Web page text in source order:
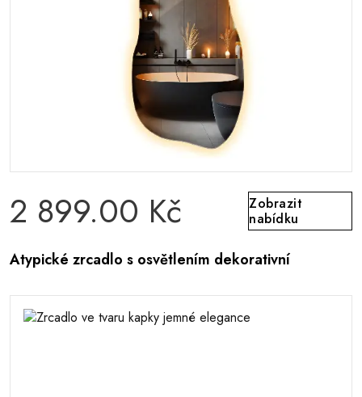
2 899.00 Kč
Zobrazit
nabídku
Atypické zrcadlo s osvětlením dekorativní